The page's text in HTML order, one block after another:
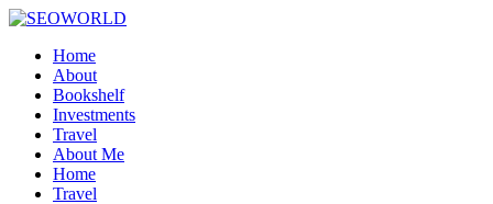
Home
About
Bookshelf
Investments
Travel
About Me
Home
Travel